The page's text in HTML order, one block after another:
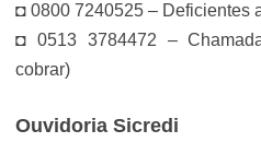
◘ 0800 7240525 – Deficientes
◘ 0513 3784472 –
cobrar)
Ouvidoria Sicredi